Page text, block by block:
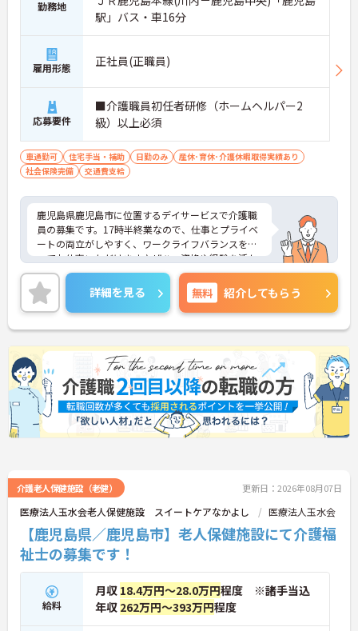
勤務地
駅」バス・車16分
雇用形態 正社員(正職員)
応募要件
■介護職員初任者研修（ホームヘルパー2
級）以上必須
車通勤可 住宅手当・補助 日勤のみ
産休･育休･介護休暇取得実績あり
社会保険完備
交通費支給
鹿児島県鹿児島市に位置するデイサービスで介護職
員の募集です。17時半終業なので、仕事とプライベ
ートの両立がしやすく、ワークライフバランスを保
ってお仕事いただけます♪ぜひ、資格や経験を活か
してみませんか？ご興味のある方はご面接のポイン
トお伝えしますのでご気軽にお問い合わせくださ
い。
詳細を見る 無料 紹介してもらう
介護老人保健施設（老健） 更新日：2026年08月07日
医療法人玉水会老人保健施設 スイートケアなかよし 医療法人玉水会
【鹿児島県／鹿児島市】老人保健施設にて介護福
祉士の募集です！
給料
月収 18.4万円～28.0万円程度 ※諸手当込
年収 262万円～393万円程度